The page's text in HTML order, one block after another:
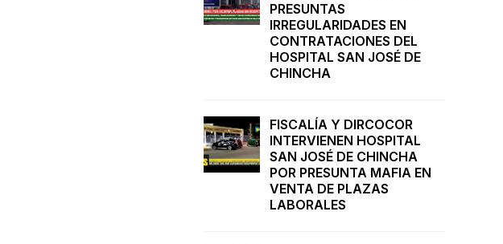
PRESUNTAS
IRREGULARIDADES EN
CONTRATACIONES DEL
HOSPITAL SAN JOSÉ DE
CHINCHA
FISCALÍA Y DIRCOCOR
INTERVIENEN HOSPITAL
SAN JOSÉ DE CHINCHA
POR PRESUNTA MAFIA EN
VENTA DE PLAZAS
LABORALES